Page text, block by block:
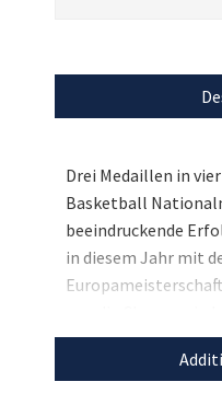
Drei Medaillen in
Basketball
beeindruckende
in diesem Jahr mit
nun die Chance,
ersteigern, das im